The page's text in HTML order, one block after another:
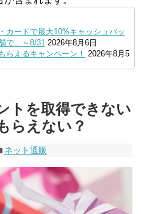
カードで最大10%キャッシュバッ
で。～8/31 2026年8月6日
らえるキャンペーン！ 2026年8月5
！ 2026年8月4日
地銀の口座追加などの条件達成
ードクーポンも併用可
振込で最大10,000円あたる抽選キ
8月3日
万円以上増加で最大10億dポイント
2026年8月3日
トを取得できない
らえない？
ネット通販